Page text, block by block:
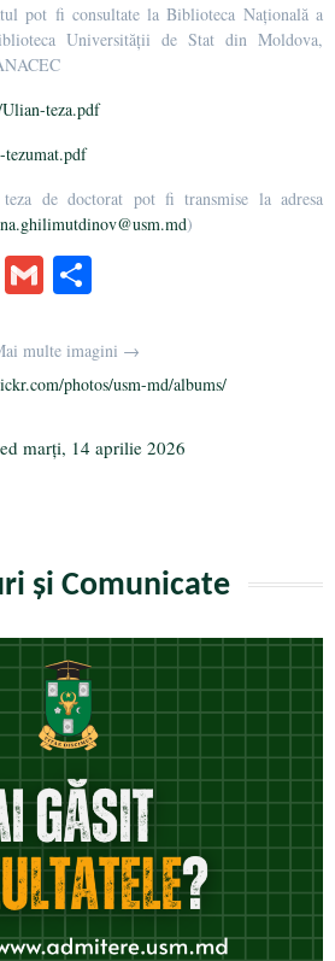
pot fi consultate la Biblioteca Națională a
Universității de Stat din Moldova,
teza.pdf
tezumat.pdf
de doctorat pot fi transmise la adresa
)
V G
ailaj
ea
ză
multe imagini →
photos/usm-md/albums/
marți, 14 aprilie 2026
și Comunicate